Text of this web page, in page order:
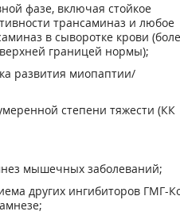
фазе, включая стойкое
трансаминаз и любое
в сыворотке крови
границей нормы);
развития миопаптии/
степени тяжести (КК
мышечных заболеваний;
других ингибиторов ГМГ-